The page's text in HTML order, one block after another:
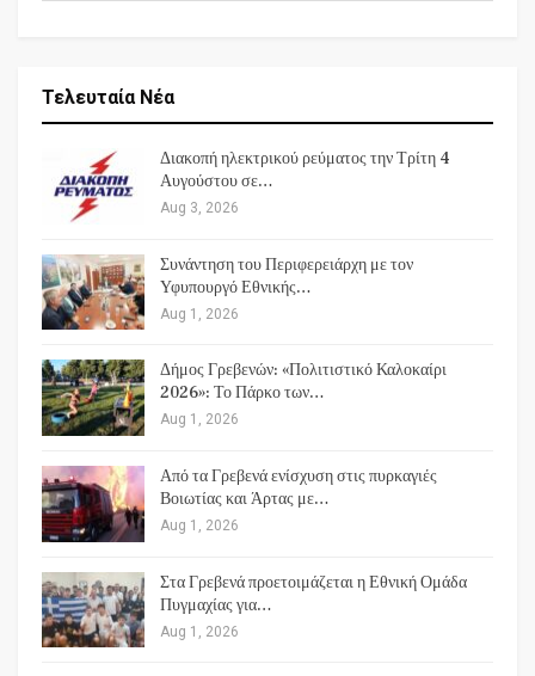
Τελευταία Νέα
Διακοπή ηλεκτρικού ρεύματος την Τρίτη 4
Αυγούστου σε…
Aug 3, 2026
Συνάντηση του Περιφερειάρχη με τον
Υφυπουργό Εθνικής…
Aug 1, 2026
Δήμος Γρεβενών: «Πολιτιστικό Καλοκαίρι
2026»: Το Πάρκο των…
Aug 1, 2026
Από τα Γρεβενά ενίσχυση στις πυρκαγιές
Βοιωτίας και Άρτας με…
Aug 1, 2026
Στα Γρεβενά προετοιμάζεται η Εθνική Ομάδα
Πυγμαχίας για…
Aug 1, 2026